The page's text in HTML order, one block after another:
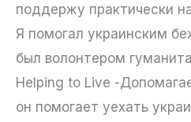
поддержу практически
Я помогал украинским
был волонтером
Helping to Live -
он помогает уехать